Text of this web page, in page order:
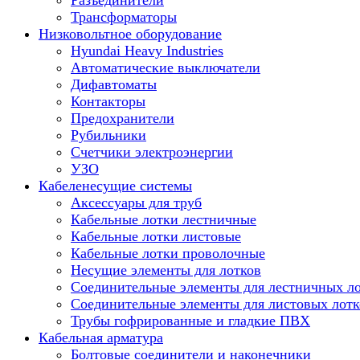
Трансформаторы
Низковольтное оборудование
Hyundai Heavy Industries
Автоматические выключатели
Дифавтоматы
Контакторы
Предохранители
Рубильники
Счетчики электроэнергии
УЗО
Кабеленесущие системы
Аксессуары для труб
Кабельные лотки лестничные
Кабельные лотки листовые
Кабельные лотки проволочные
Несущие элементы для лотков
Соединительные элементы для лестничных
Соединительные элементы для листовых
Трубы гофрированные и гладкие ПВХ
Кабельная арматура
Болтовые соединители и наконечники